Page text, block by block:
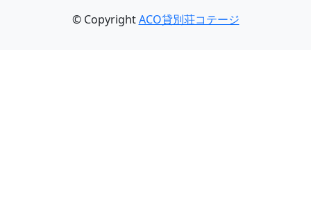
© CopyrightACO貸別荘コテージ